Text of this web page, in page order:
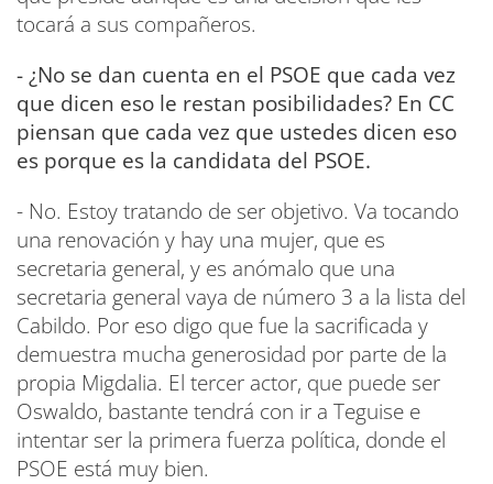
tocará a sus compañeros.
- ¿No se dan cuenta en el PSOE que cada vez
que dicen eso le restan posibilidades? En CC
piensan que cada vez que ustedes dicen eso
es porque es la candidata del PSOE.
- No. Estoy tratando de ser objetivo. Va tocando
una renovación y hay una mujer, que es
secretaria general, y es anómalo que una
secretaria general vaya de número 3 a la lista del
Cabildo. Por eso digo que fue la sacrificada y
demuestra mucha generosidad por parte de la
propia Migdalia. El tercer actor, que puede ser
Oswaldo, bastante tendrá con ir a Teguise e
intentar ser la primera fuerza política, donde el
PSOE está muy bien.